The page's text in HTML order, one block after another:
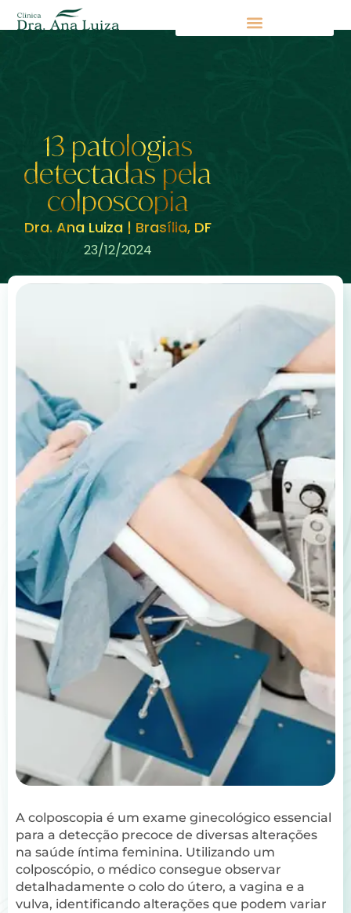
13 patologias
detectadas pela
colposcopia
Dra. Ana Luiza | Brasília, DF
23/12/2024
A colposcopia é um exame ginecológico essencial
para a detecção precoce de diversas alterações
na saúde íntima feminina. Utilizando um
colposcópio, o médico consegue observar
detalhadamente o colo do útero, a vagina e a
vulva, identificando alterações que podem variar